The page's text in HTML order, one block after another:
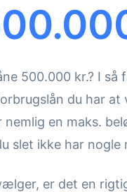
500.000 kr.? I
du har
nemlig en maks.
slet ikke har nogle
er det en